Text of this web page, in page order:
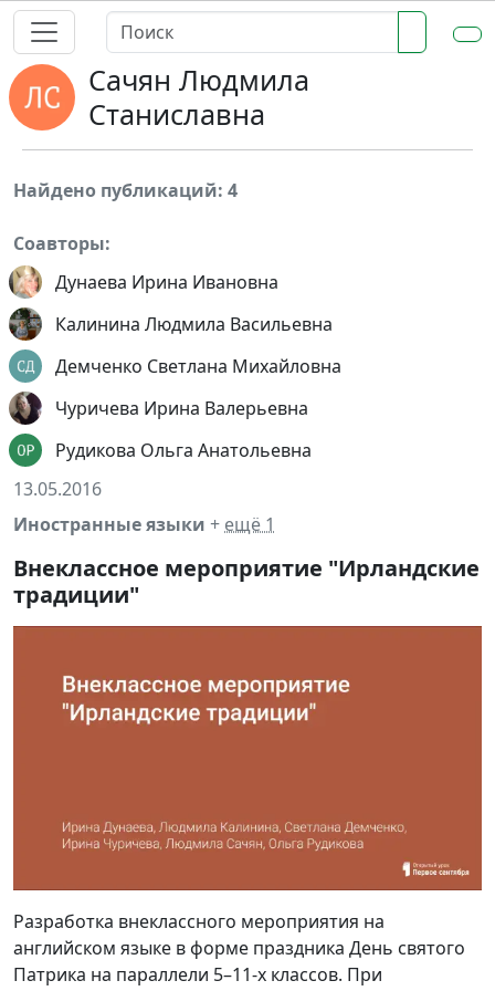
Сачян Людмила
Станиславна
Найдено публикаций: 4
Соавторы:
Дунаева Ирина Ивановна
Калинина Людмила Васильевна
Демченко Светлана Михайловна
Чуричева Ирина Валерьевна
Рудикова Ольга Анатольевна
13.05.2016
Иностранные языки + ещё 1
Внеклассное мероприятие "Ирландские
традиции"
Разработка внеклассного мероприятия на
английском языке в форме праздника День святого
Патрика на параллели 5–11-х классов. При